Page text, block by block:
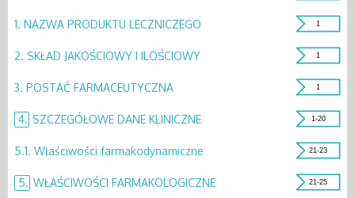
1. NAZWA PRODUKTU LECZNICZEGO 1
2. SKŁAD JAKOŚCIOWY I ILOŚCIOWY 1
3. POSTAĆ FARMACEUTYCZNA 1
4. SZCZEGÓŁOWE DANE KLINICZNE 1-20
5.1. Właściwości farmakodynamiczne 21-23
5. WŁAŚCIWOŚCI FARMAKOLOGICZNE 21-25